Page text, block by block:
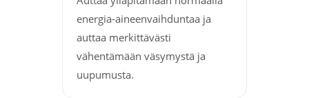
energia-aineenvaihduntaa ja
auttaa merkittävästi
vähentämään väsymystä ja
uupumusta.